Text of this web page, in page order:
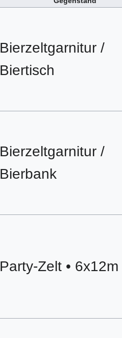
Bierzeltgarnitur /
Biertisch
Bierzeltgarnitur /
Bierbank
Party-Zelt • 6x12m